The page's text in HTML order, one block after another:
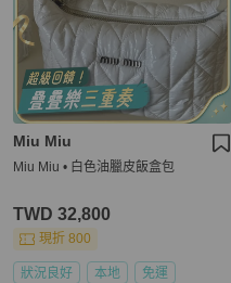
Miu Miu
Miu Miu • 白色油臘皮飯盒包
TWD 32,800
現折 800
狀況良好 本地 免運